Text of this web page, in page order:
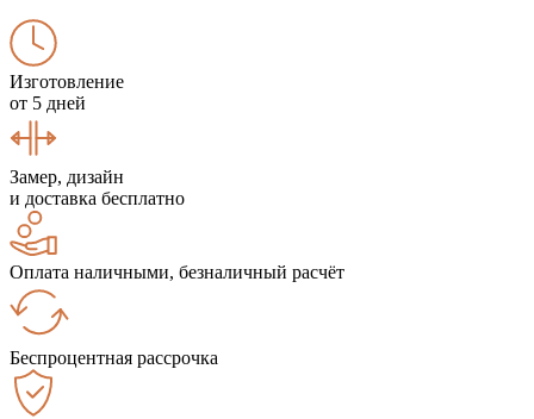
Изготовление
от 5 дней
Замер, дизайн
и доставка бесплатно
Оплата наличными, безналичный расчёт
Беспроцентная рассрочка